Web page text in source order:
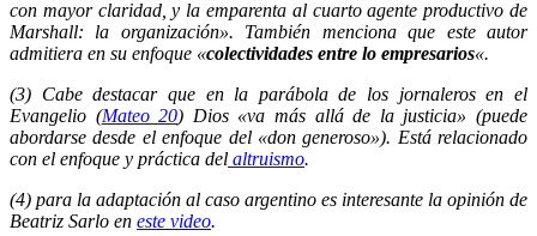
con mayor claridad, y la emparenta al cuarto agente productivo de
Marshall: la organización». También menciona que este autor
admitiera en su enfoque «colectividades entre lo empresarios«.
(3) Cabe destacar que en la parábola de los jornaleros en el
Evangelio (Mateo 20) Dios «va más allá de la justicia» (puede
abordarse desde el enfoque del «don generoso»). Está relacionado
con el enfoque y práctica del altruismo.
(4) para la adaptación al caso argentino es interesante la opinión de
Beatriz Sarlo en este video.